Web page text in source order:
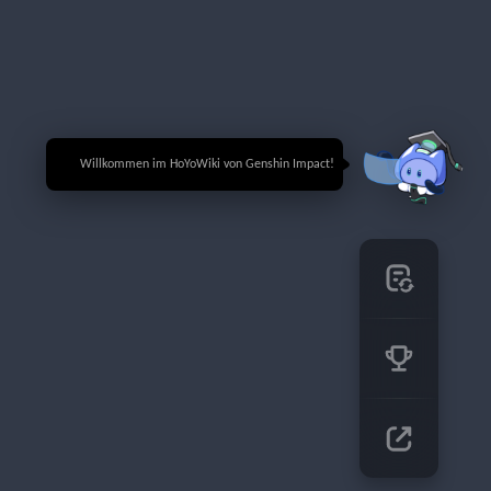
🎉 Willkommen im HoYoWiki von Genshin Impact!